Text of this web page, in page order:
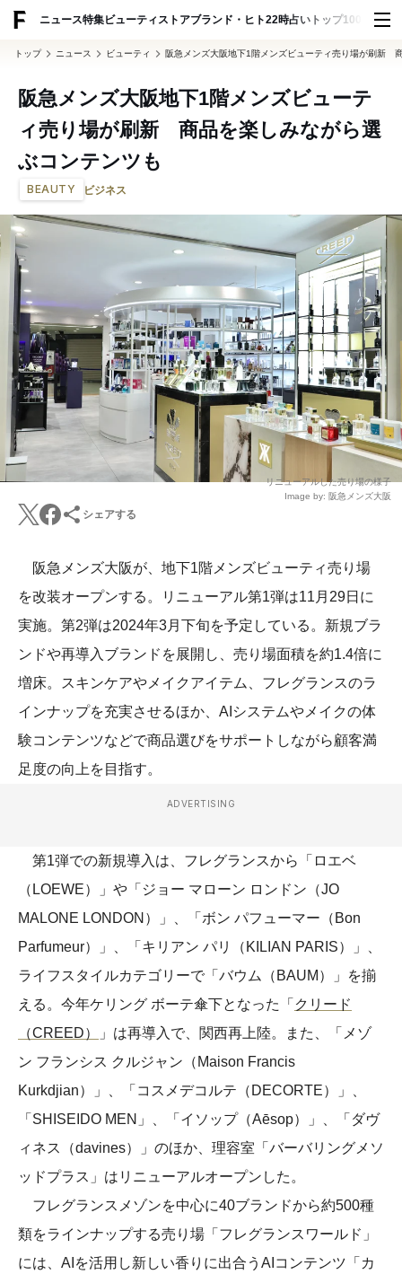
ニュース特集ビューティ ストアブランド・ヒト22時占い トップ100 スナッ
トップ ニュース ビューティ 阪急メンズ大阪地下1階メンズビューティ売り場が刷新
阪急メンズ大阪地下1階メンズビューテ
ィ売り場が刷新 商品を楽しみながら選
ぶコンテンツも
BEAUTY ビジネス
リニューアルした売り場の様子
Image by: 阪急メンズ大阪
シェアする
阪急メンズ大阪が、地下1階メンズビューティ売り場
を改装オープンする。リニューアル第1弾は11月29日に
実施。第2弾は2024年3月下旬を予定している。新規ブラ
ンドや再導入ブランドを展開し、売り場面積を約1.4倍に
増床。スキンケアやメイクアイテム、フレグランスのラ
インナップを充実させるほか、AIシステムやメイクの体
験コンテンツなどで商品選びをサポートしながら顧客満
足度の向上を目指す。
ADVERTISING
第1弾での新規導入は、フレグランスから「ロエベ
（LOEWE）」や「ジョー マローン ロンドン（JO
MALONE LONDON）」、「ボン パフューマー（Bon
Parfumeur）」、「キリアン パリ（KILIAN PARIS）」、
ライフスタイルカテゴリーで「バウム（BAUM）」を揃
える。今年ケリング ボーテ傘下となった「 クリード
（CREED）
」は再導入で、関西再上陸。また、「メゾ
ン フランシス クルジャン（Maison Francis
Kurkdjian）」、「コスメデコルテ（DECORTE）」、
「SHISEIDO MEN」、「イソップ（Aēsop）」、「ダヴ
ィネス（davines）」のほか、理容室「バーバリングメソ
ッドプラス」はリニューアルオープンした。
フレグランスメゾンを中心に40ブランドから約500種
類をラインナップする売り場「フレグランスワールド」
には、AIを活用し新しい香りに出合うAIコンテンツ「カ